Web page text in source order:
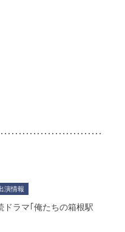
演情報
ラマ｢俺たちの箱根駅